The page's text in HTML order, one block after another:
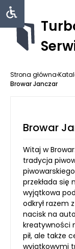
Strona główna›
Browar Janczar
Browar
Witaj w
tradycja
przekłada się
wyjątkowa
odkrył razem
nacisk na
kreatywności
pił, ale także
wyjątkowymi